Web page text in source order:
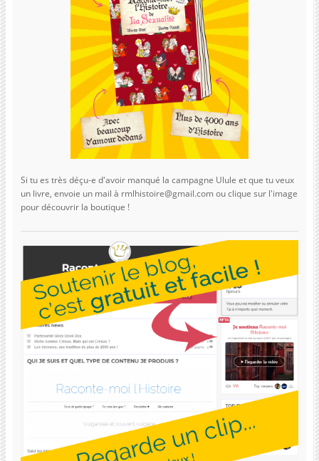
Si tu es très déçu-e d'avoir manqué la campagne Ulule et que tu veux
un livre, envoie un mail à rmlhistoire@gmail.com ou clique sur l'image
pour découvrir la boutique !